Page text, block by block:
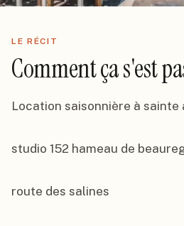
LE RÉCIT
Comment ça s'est
Location saisonnière à sainte
studio 152 hameau de
route des salines